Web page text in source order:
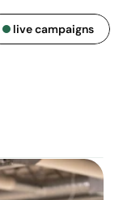
live campaigns